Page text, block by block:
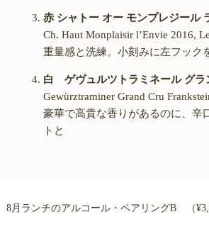
赤 シャトー オー モンプレジール
Ch. Haut Monplaisir l’Envie 2016,
重量感と洗練。小刻みに左フック
白 ゲヴュルツトラミネール グラ
Gewürztraminer Grand Cru
豪華で高貴な香りがあるのに、辛
トと
8月ランチのアルコール・ペアリングB （